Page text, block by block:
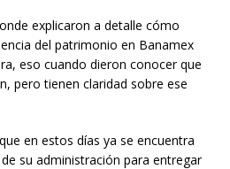
explicaron a detalle cómo
del patrimonio en Banamex
eso cuando dieron conocer que
pero tienen claridad sobre ese
en estos días ya se encuentra
su administración para entregar